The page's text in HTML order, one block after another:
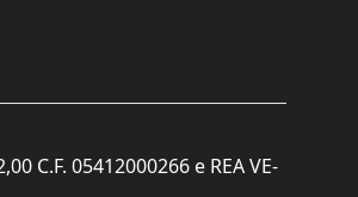
C.F. 05412000266 e REA VE-